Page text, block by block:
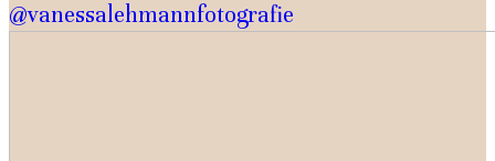
@vanessalehmannfotografie